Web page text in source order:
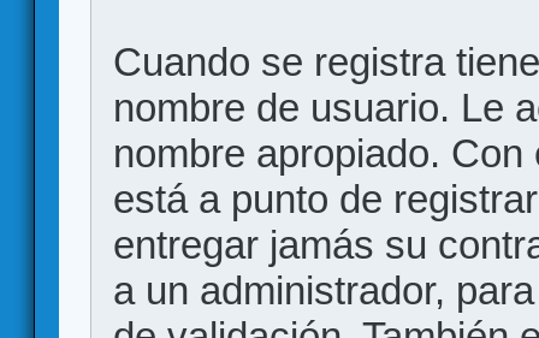
Cuando se registra
nombre de usuario. Le
nombre apropiado.
está a punto de
entregar jamás su
a un administrador,